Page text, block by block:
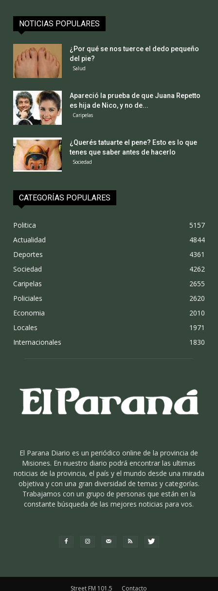
NOTICIAS POPULARES
¿Por qué se nos tuerce el dedo pequeño
del pie?
Salud
Apareció la prueba de que Juana Repetto
es hija de Nico, y no de...
Caripelas
¿Querés tatuarte el pene? Esto es lo que
tenes que saber antes de hacerlo
Sociedad
CATEGORÍAS POPULARES
Politica
5157
Actualidad
4844
Deportes
4361
Sociedad
4262
Caripelas
2655
Policiales
2620
Economia
2010
Locales
1971
Internacionales
1830
El Parana Diario es un periódico online de la provincia de
Misiones. En nuestro diario podrá encontrar las ultimas
noticias de la provincia, el país y el mundo desde una mirada
objetiva y con una gran diversidad de temas y categorías.
Trabajamos con un grupo de personas que están en la
constante búsqueda de las mejores noticias para vos.
Street FM 101.5 Contacto